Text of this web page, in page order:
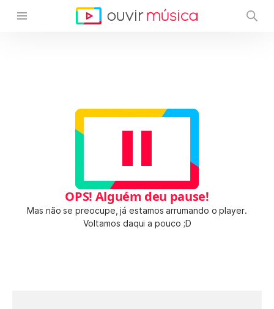
OPS! Alguém deu pause!
Mas não se preocupe, já estamos arrumando o player.
Voltamos daqui a pouco ;D